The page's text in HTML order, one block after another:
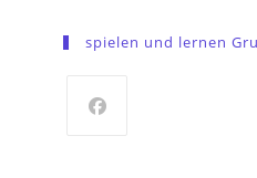
spielen und lernen